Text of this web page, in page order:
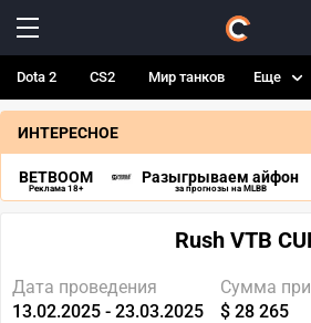
Dota 2 CS2 Мир танков Еще
ИНТЕРЕСНОЕ
BETBOOM
Реклама 18+
Разыгрываем айфон
за прогнозы на MLBB
Rush VTB
Дата проведения
13.02.2025 - 23.03.2025
Сумма
$ 28 265